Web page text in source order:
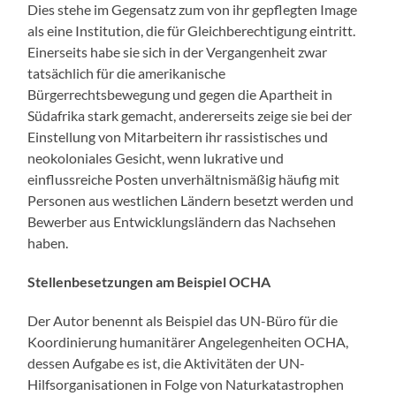
Dies stehe im Gegensatz zum von ihr gepflegten Image
als eine Institution, die für Gleichberechtigung eintritt.
Einerseits habe sie sich in der Vergangenheit zwar
tatsächlich für die amerikanische
Bürgerrechtsbewegung und gegen die Apartheit in
Südafrika stark gemacht, andererseits zeige sie bei der
Einstellung von Mitarbeitern ihr rassistisches und
neokoloniales Gesicht, wenn lukrative und
einflussreiche Posten unverhältnismäßig häufig mit
Personen aus westlichen Ländern besetzt werden und
Bewerber aus Entwicklungsländern das Nachsehen
haben.
Stellenbesetzungen am Beispiel OCHA
Der Autor benennt als Beispiel das UN-Büro für die
Koordinierung humanitärer Angelegenheiten OCHA,
dessen Aufgabe es ist, die Aktivitäten der UN-
Hilfsorganisationen in Folge von Naturkatastrophen